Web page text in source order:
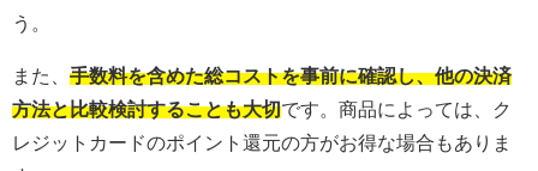
う。
また、 手数料を含めた総コストを事前に確認し、他の決済
方法と比較検討することも大切です。商品によっては、ク
レジットカードのポイント還元の方がお得な場合もありま